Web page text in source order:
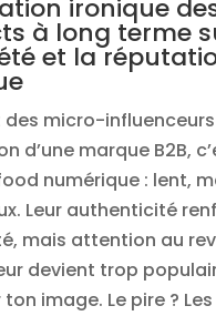
ironique
à long terme
et la
des micro-
d’une marque B2B,
numérique : lent,
Leur authenticité
mais attention au
devient trop
image. Le pire ?